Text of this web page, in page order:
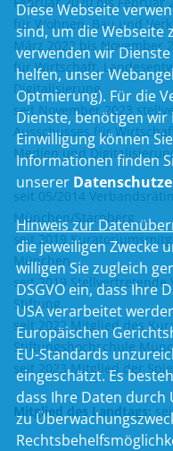
für Wohnen, Bau und
März 2022 bis November
für Wirtschaft,
Digitalisierung
seit November 2023
Ausschusses für
Medien und
seit 05/2014
München/Starnberg
seit 2019
München
seit 2019 Stellvertretende
Stiftung
seit 2022 Mitglied des
Stiftungshochschule
seit 2023 Mitglied der
Mitglied des Landtags:
Diese Webseite
sind, um die Webseite
verwenden wir
helfen, unser
Optmierung). Für die
Dienste, benötigen wir
Einwilligung können
Informationen finden
unserer
Hinweis zur
die jeweiligen Zwecke
willigen Sie zugleich
DSGVO ein, dass Ihre
USA verarbeitet
Europäischen
EU-Standards
eingeschätzt. Es
dass Ihre Daten durch
zu